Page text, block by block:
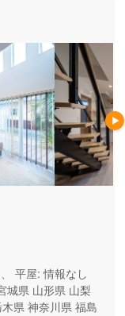
平屋: 情報なし
城県 山形県 山梨
県 神奈川県 福島